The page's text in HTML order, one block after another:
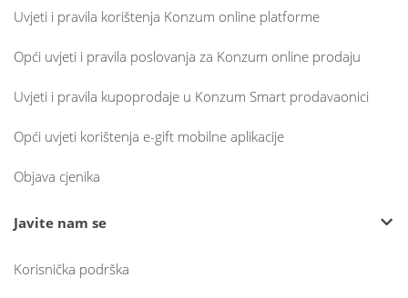
Uvjeti i pravila korištenja Konzum online platforme
Opći uvjeti i pravila poslovanja za Konzum online prodaju
Uvjeti i pravila kupoprodaje u Konzum Smart prodavaonici
Opći uvjeti korištenja e-gift mobilne aplikacije
Objava cjenika
Javite nam se
Korisnička podrška